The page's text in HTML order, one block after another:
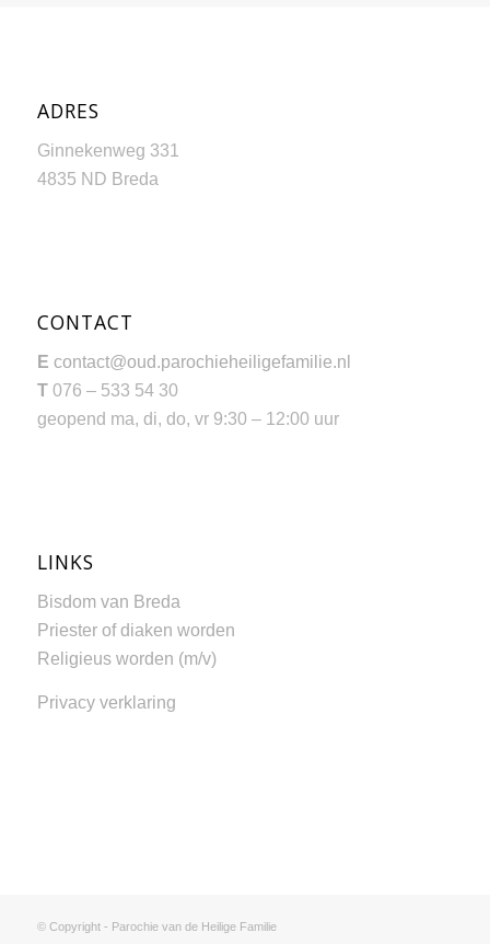
ADRES
Ginnekenweg 331
4835 ND Breda
CONTACT
E contact@oud.parochieheiligefamilie.nl
T076 – 533 54 30
geopend ma, di, do, vr 9:30 – 12:00 uur
LINKS
Bisdom van Breda
Priester of diaken worden
Religieus worden (m/v)
Privacy verklaring
© Copyright - Parochie van de Heilige Familie